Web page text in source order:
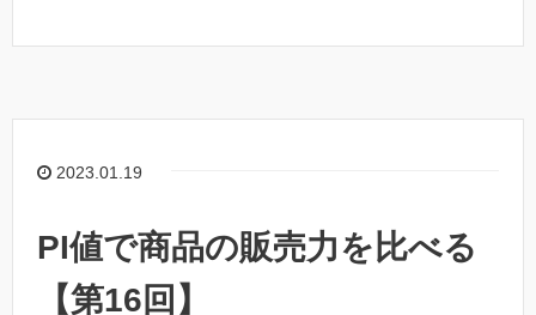
2023.01.19
PI値で商品の販売力を比べる
【第16回】